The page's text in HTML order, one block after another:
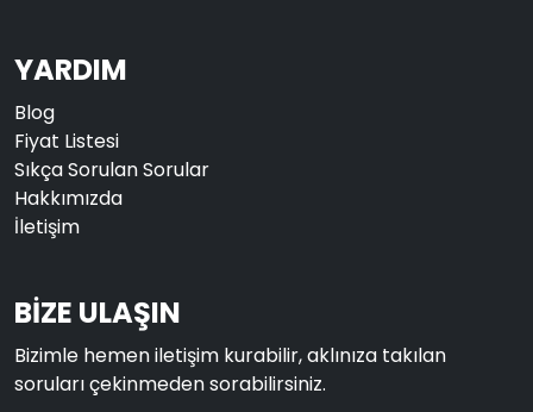
YARDIM
Blog
Fiyat Listesi
Sıkça Sorulan Sorular
Hakkımızda
İletişim
BİZE ULAŞIN
Bizimle hemen iletişim kurabilir, aklınıza takılan
soruları çekinmeden sorabilirsiniz.